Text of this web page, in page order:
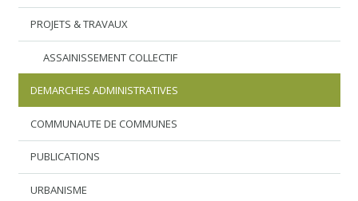
PROJETS & TRAVAUX
ASSAINISSEMENT COLLECTIF
DEMARCHES ADMINISTRATIVES
COMMUNAUTE DE COMMUNES
PUBLICATIONS
URBANISME